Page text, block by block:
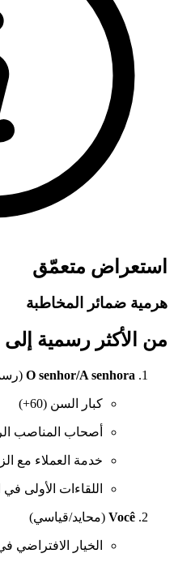
استعراض متعمّق
هرمية ضمائر المخاطبة
من الأكثر رسمية إلى
O senhor/A senhora
كبار السن (60+)
أصحاب المناصب
خدمة العملاء مع
اللقاءات الأولى
Você (محايد/قياسي)
الخيار